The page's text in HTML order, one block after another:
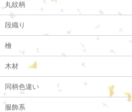
丸紋柄
段織り
檜
木材
同柄色違い
服飾系